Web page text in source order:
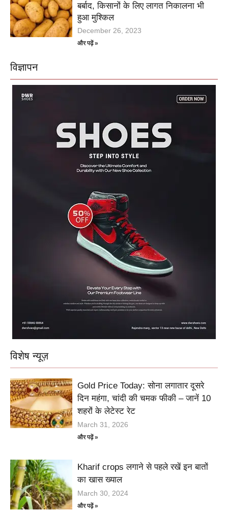
बर्बाद, किसानों के लिए लागत निकालना भी
हुआ मुश्किल
December 26, 2023
और पढ़ें »
विज्ञापन
विशेष न्यूज़
Gold Price Today: सोना लगातार दूसरे
दिन महंगा, चांदी की चमक फीकी – जानें 10
शहरों के लेटेस्ट रेट
March 31, 2026
और पढ़ें »
Kharif crops लगाने से पहले रखें इन बातों
का खास ख्याल
March 30, 2024
और पढ़ें »